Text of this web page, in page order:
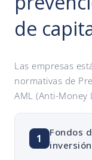
de
Las empresas
normativas de
AML (Anti-Money
1
Fondos